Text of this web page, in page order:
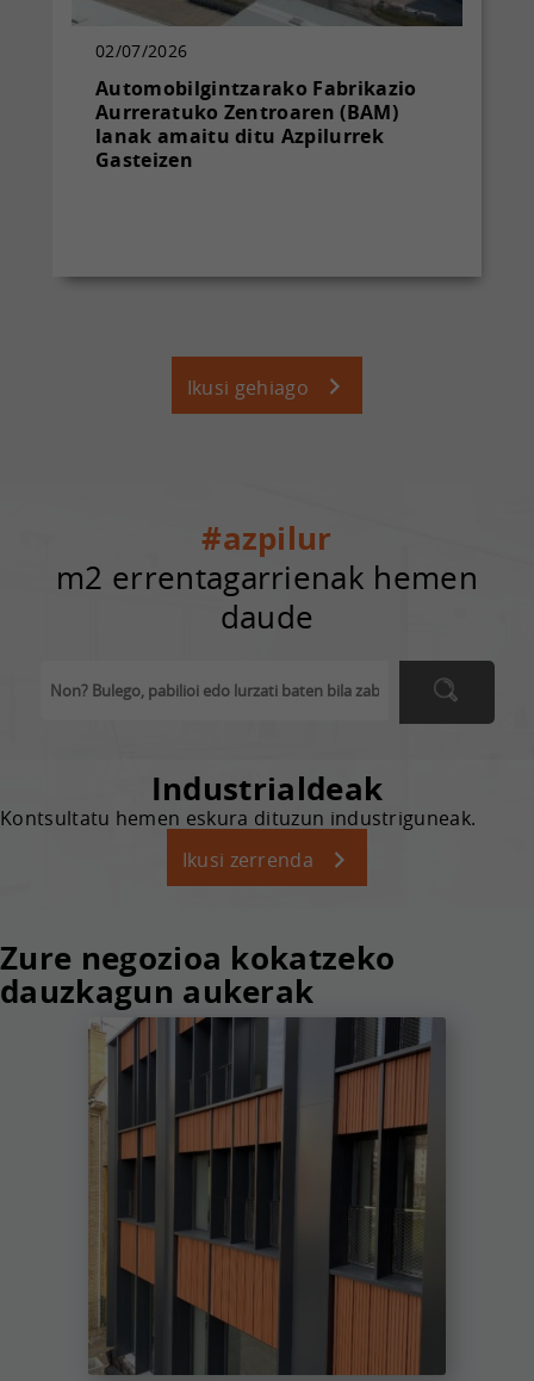
02/07/2026
Automobilgintzarako Fabrikazio
Aurreratuko Zentroaren (BAM)
lanak amaitu ditu Azpilurrek
Gasteizen
Ikusi gehiago
#azpilur
m2 errentagarrienak hemen
daude
Industrialdeak
Kontsultatu hemen eskura dituzun industriguneak.
Ikusi zerrenda
Zure negozioa kokatzeko
dauzkagun aukerak